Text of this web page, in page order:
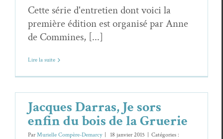
Cette série d'entretien dont voici la
première édition est organisé par Anne
de Commines, [...]
Lire la suite
Jacques Darras, Je sors
enfin du bois de la Gruerie
ParMurielle Compère-Demarcy 18 janvier 2015
Catégories :